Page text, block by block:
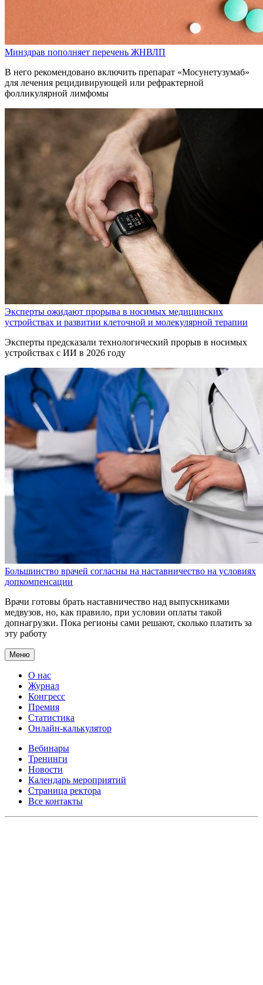
Минздрав пополняет перечень ЖНВЛП
В него рекомендовано включить препарат «Мосунетузумаб»
для лечения рецидивирующей или рефрактерной
фолликулярной лимфомы
Эксперты ожидают прорыва в носимых медицинских
устройствах и развитии клеточной и молекулярной терапии
Эксперты предсказали технологический прорыв в носимых
устройствах с ИИ в 2026 году
Большинство врачей согласны на наставничество на условиях
допкомпенсации
Врачи готовы брать наставничество над выпускниками
медвузов, но, как правило, при условии оплаты такой
допнагрузки. Пока регионы сами решают, сколько платить за
эту работу
Меню
О нас
Журнал
Конгресс
Премия
Статистика
Онлайн-калькулятор
Вебинары
Тренинги
Новости
Календарь мероприятий
Страница ректора
Все контакты